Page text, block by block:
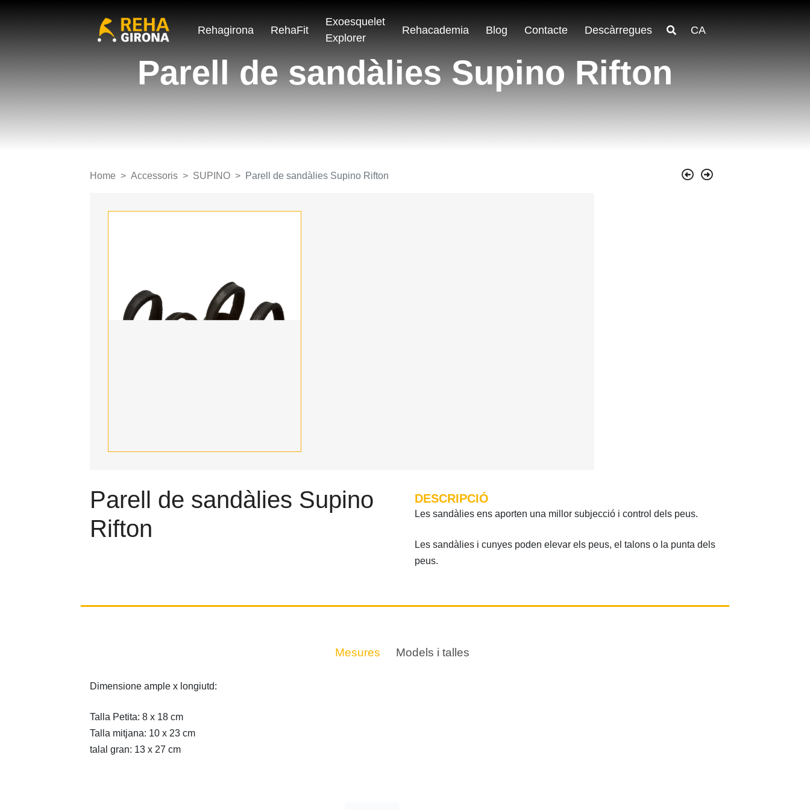
Rehagirona RehaFit
Exoesquelet
Explorer
Rehacademia Blog Contacte Descàrregues CA
Parell de sandàlies Supino Rifton
Home Accessoris SUPINO Parell de sandàlies Supino Rifton
Parell de sandàlies Supino
Rifton
DESCRIPCIÓ
Les sandàlies ens aporten una millor subjecció i control dels peus.
Les sandàlies i cunyes poden elevar els peus, el talons o la punta dels
peus.
Mesures Models i talles
Dimensione ample x longiutd:
Talla Petita: 8 x 18 cm
Talla mitjana: 10 x 23 cm
talal gran: 13 x 27 cm